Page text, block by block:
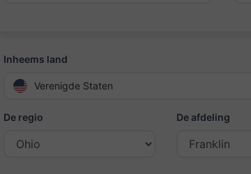
Inheems land
Verenigde Staten
De regio De afdeling